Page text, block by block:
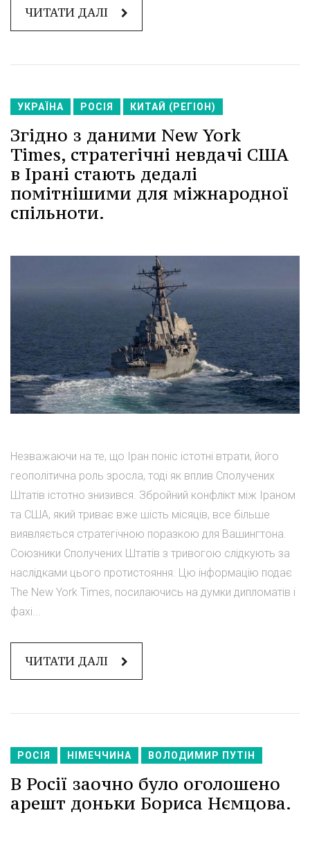
ЧИТАТИ ДАЛІ
УКРАЇНА РОСІЯ КИТАЙ (РЕГІОН)
Згідно з даними New York
Times, стратегічні невдачі США
в Ірані стають дедалі
помітнішими для міжнародної
спільноти.
Незважаючи на те, що Іран поніс істотні втрати, його
геополітична роль зросла, тоді як вплив Сполучених
Штатів істотно знизився. Збройний конфлікт між Іраном
та США, який триває вже шість місяців, все більше
виявляється стратегічною поразкою для Вашингтона.
Союзники Сполучених Штатів з тривогою слідкують за
наслідками цього протистояння. Цю інформацію подає
The New York Times, посилаючись на думки дипломатів і
фахі...
ЧИТАТИ ДАЛІ
РОСІЯ НІМЕЧЧИНА ВОЛОДИМИР ПУТІН
В Росії заочно було оголошено
арешт доньки Бориса Нємцова.